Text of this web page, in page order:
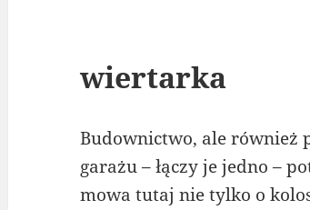
wiertarka
Budownictwo, ale również
garażu – łączy je jedno –
mowa tutaj nie tylko o